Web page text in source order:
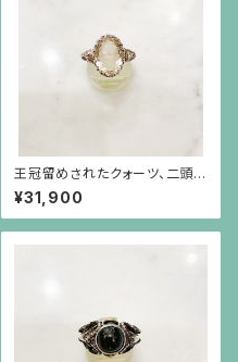
王冠留めされたクォーツ、二頭の
ライオンのシルバーリング
¥31,900